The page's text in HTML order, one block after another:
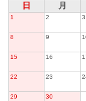
日
月
1 2 3
8 9
15 16
22 23
29 30